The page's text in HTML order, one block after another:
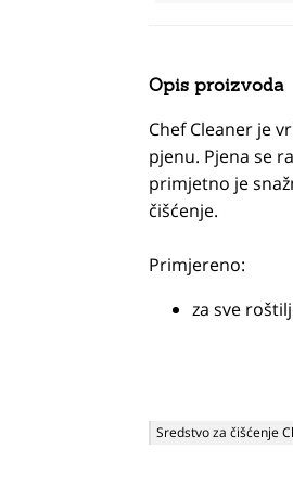
Opis proizvoda
Chef Cleaner je
pjenu. Pjena se
primjetno je
čišćenje.
Primjereno:
za sve
Sredstvo za čišćenje